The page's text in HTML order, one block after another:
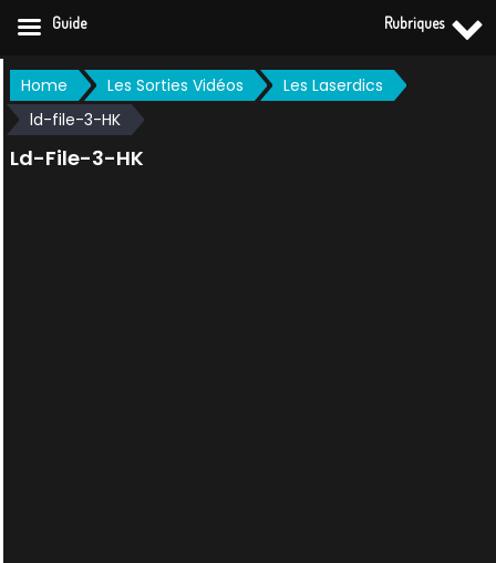
Skip
to
content
Home Les Sorties Vidéos
Les Laserdics
ld-file-3-HK
Ld-File-3-HK
Guide Rubriques